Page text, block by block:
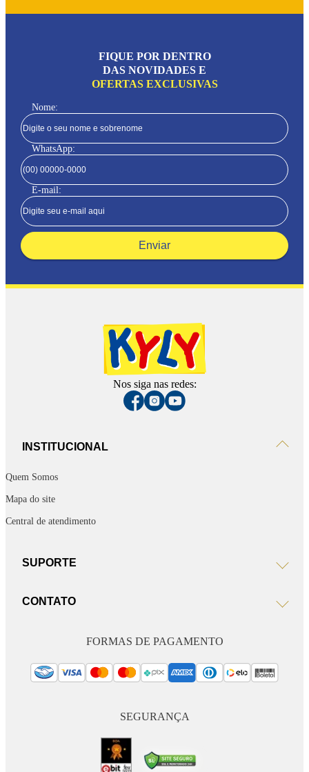
FIQUE POR DENTRO
DAS NOVIDADES E
OFERTAS EXCLUSIVAS
Nome:
WhatsApp:
E-mail:
Enviar
Nos siga nas redes:
INSTITUCIONAL
Quem Somos
Mapa do site
Central de atendimento
SUPORTE
CONTATO
FORMAS DE PAGAMENTO
SEGURANÇA